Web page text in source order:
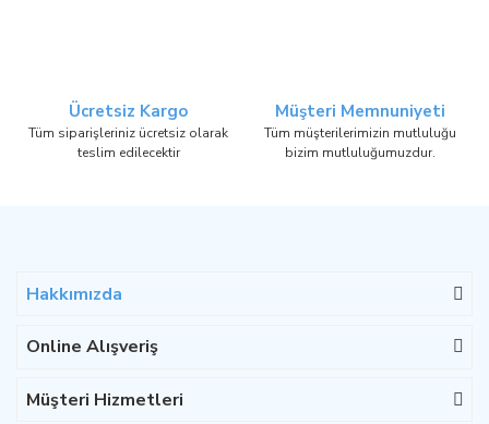
Ücretsiz Kargo
Tüm siparişleriniz ücretsiz olarak
teslim edilecektir
Müşteri Memnuniyeti
Tüm müşterilerimizin mutluluğu
bizim mutluluğumuzdur.
Hakkımızda
Online Alışveriş
Müşteri Hizmetleri